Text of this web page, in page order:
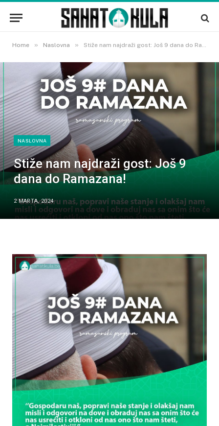
Home » Naslovna » Stiže nam najdraži gost: Još 9 dana do Ramazana!
NASLOVNA
Stiže nam najdraži gost: Još 9
dana do Ramazana!
2 MARTA, 2024